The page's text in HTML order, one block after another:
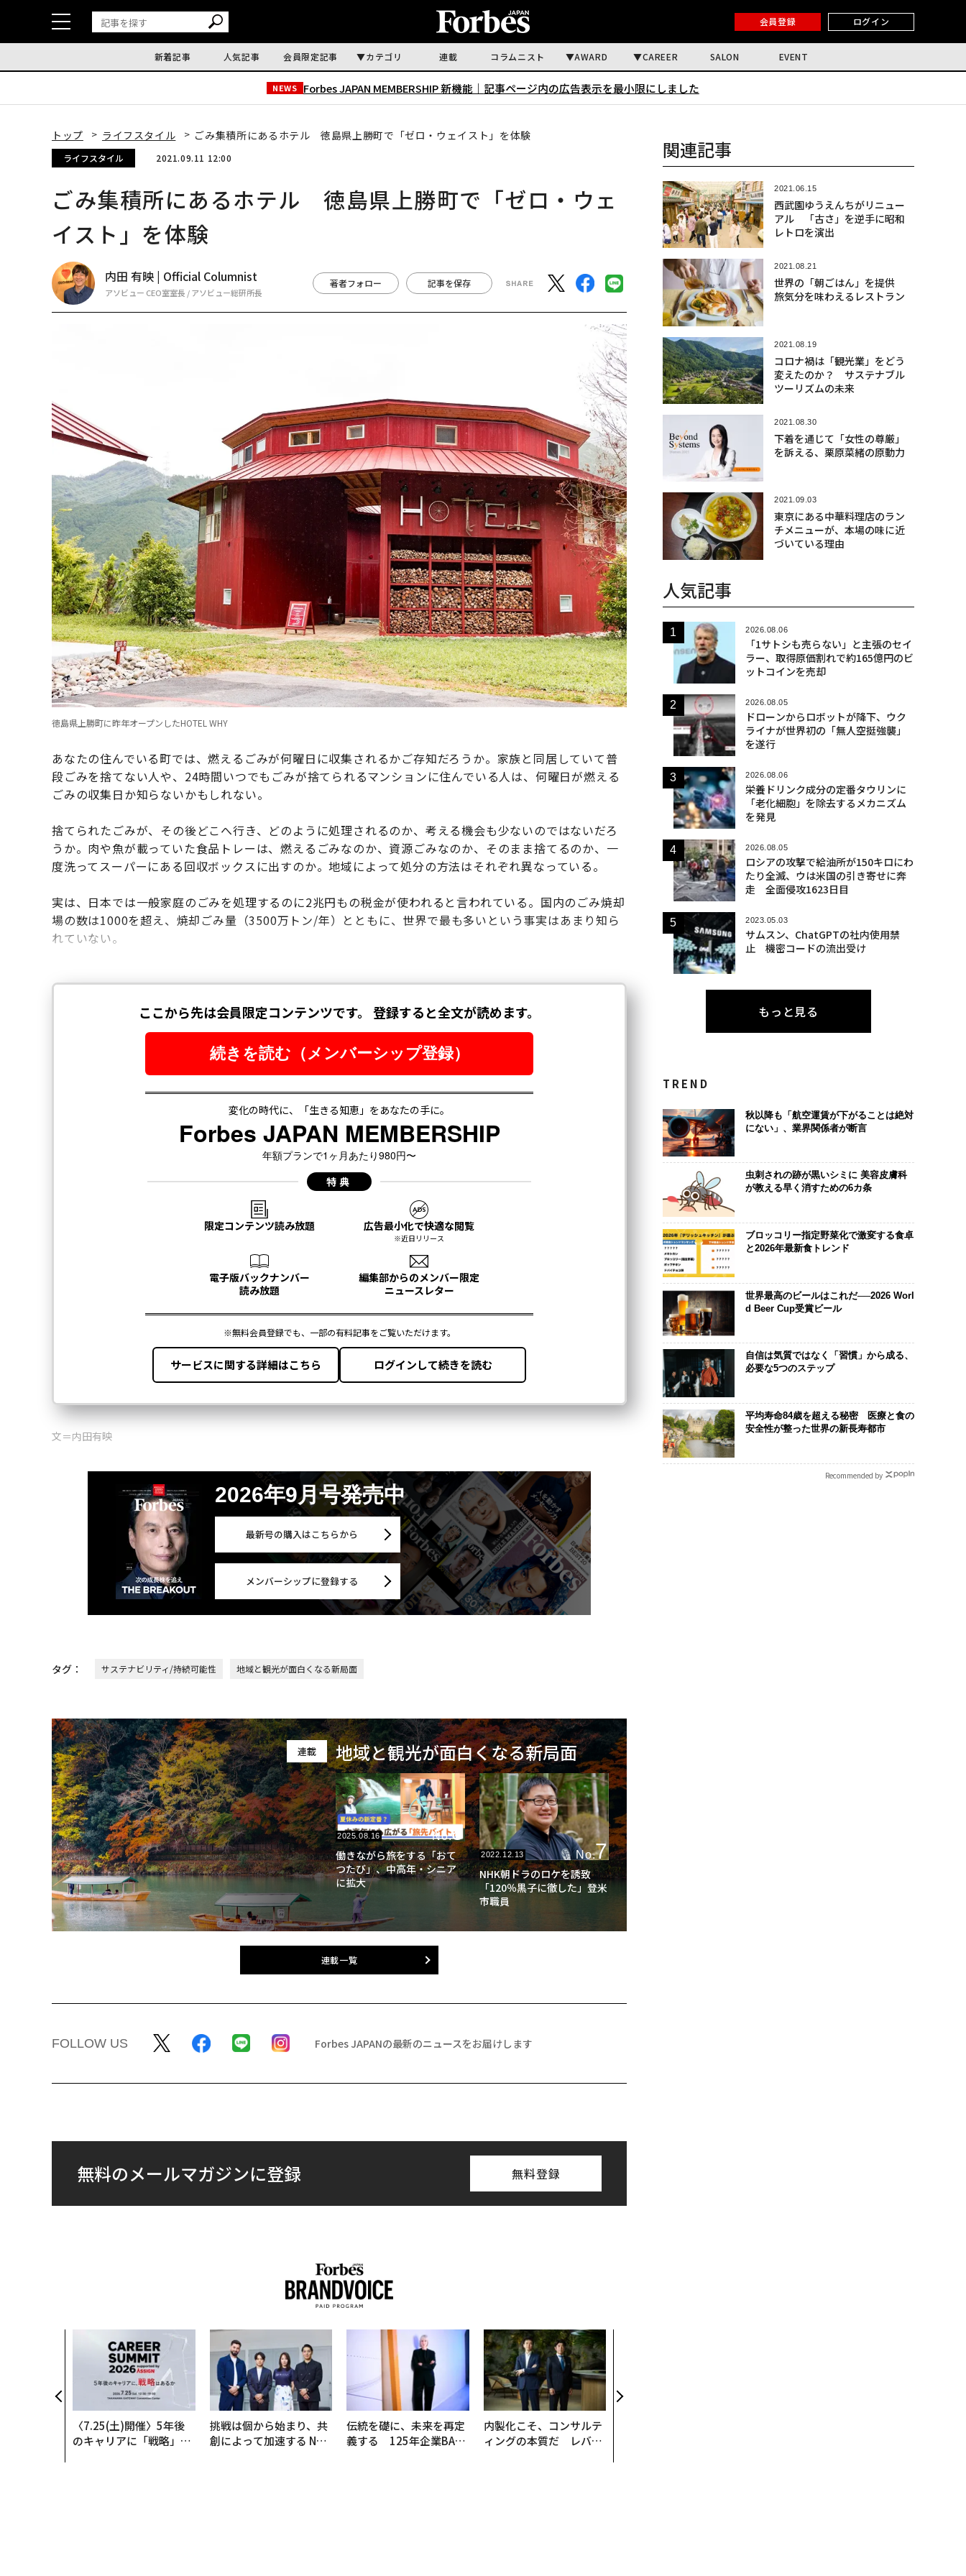
会員登録 ログイン
新着記事 人気記事 会員限定記事 カテゴリ 連載 コラムニスト AWARD CAREER SALON EVENT
NEWS Forbes JAPAN MEMBERSHIP 新機能｜ 記事ページ内の広告表示を最小限にしました
トップ ライフスタイル ごみ集積所にあるホテル 徳島県上勝町で「ゼロ・ウェイスト」を体験
ライフスタイル 2021.09.11 12:00
ごみ集積所にあるホテル 徳島県上勝町で「ゼロ・ウェ
イスト」を体験
内田 有映 | Official Columnist
アソビュー CEO室室長 / アソビュー総研所長
著者フォロー 記事を保存
徳島県上勝町に昨年オープンしたHOTEL WHY
あなたの住んでいる町では、燃えるごみが何曜日に収集されるかご存知だろうか。家族と同居していて普
段ごみを捨てない人や、24時間いつでもごみが捨てられるマンションに住んでいる人は、何曜日が燃える
ごみの収集日か知らないかもしれない。
捨てられたごみが、その後どこへ行き、どのように処理されるのか、考える機会も少ないのではないだろ
うか。肉や魚が載っていた食品トレーは、燃えるごみなのか、資源ごみなのか、そのまま捨てるのか、一
度洗ってスーパーにある回収ボックスに出すのか。地域によって処分の方法はそれぞれ異なっている。
実は、日本では一般家庭のごみを処理するのに2兆円もの税金が使われると言われている。国内のごみ焼却
場の数は1000を超え、焼却ごみ量（3500万トン/年）とともに、世界で最も多いという事実はあまり知ら
れていない。
文＝内田有映
2026年9月号発売中
最新号の購入はこちらから
メンバーシップに登録する
タグ： サステナビリティ/持続可能性 地域と観光が面白くなる新局面
連載 地域と観光が面白くなる新局面
2025.08.16 No.8
働きながら旅をする「おて
つたび」、中高年・シニア
に拡大
2022.12.13 No.7
NHK朝ドラのロケを誘致
「120％黒子に徹した」登米
市職員
連載一覧
FOLLOW US Forbes JAPANの最新のニュースをお届けします
無料のメールマガジンに登録 無料登録
〈7.25(土)開催〉5年後
のキャリアに「戦略」は
挑戦は個から始まり、共
創によって加速する NOR
伝統を礎に、未来を再定
義する 125年企業BAT
内製化こそ、コンサルテ
ィングの本質だ レバレ
年の答え
関連記事
2021.06.15
西武園ゆうえんちがリニュー
アル 「古さ」を逆手に昭和
レトロを演出
2021.08.21
世界の「朝ごはん」を提供
旅気分を味わえるレストラン
2021.08.19
コロナ禍は「観光業」をどう
変えたのか？ サステナブル
ツーリズムの未来
2021.08.30
下着を通じて「女性の尊厳」
を訴える、栗原菜緒の原動力
2021.09.03
東京にある中華料理店のラン
チメニューが、本場の味に近
づいている理由
人気記事
2026.08.06
「1サトシも売らない」と主張のセイ
ラー、取得原価割れで約165億円のビ
ットコインを売却
2026.08.05
ドローンからロボットが降下、ウク
ライナが世界初の「無人空挺強襲」
を遂行
2026.08.06
栄養ドリンク成分の定番タウリンに
「老化細胞」を除去するメカニズム
を発見
2026.08.05
ロシアの攻撃で給油所が150キロにわ
たり全滅、ウは米国の引き寄せに奔
走 全面侵攻1623日目
2023.05.03
サムスン、ChatGPTの社内使用禁
止 機密コードの流出受け
もっと見る
TREND
秋以降も「航空運賃が下がることは絶対
にない」、業界関係者が断言
虫刺されの跡が黒いシミに 美容皮膚科
が教える早く消すための6カ条
ブロッコリー指定野菜化で激変する食卓
と2026年最新食トレンド
世界最高のビールはこれだ──2026 Worl
d Beer Cup受賞ビール
自信は気質ではなく「習慣」から成る、
必要な5つのステップ
平均寿命84歳を超える秘密 医療と食の
安全性が整った世界の新長寿都市
Recommended by